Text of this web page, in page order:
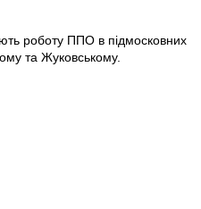
роботу ППО в підмосковних
та Жуковському.